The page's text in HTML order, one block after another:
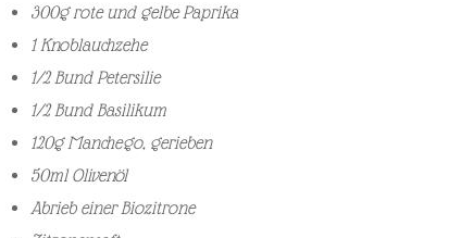
300g rote und gelbe Paprika
1 Knoblauchzehe
1/2 Bund Petersilie
1/2 Bund Basilikum
120g Manchego, gerieben
50ml Olivenöl
Abrieb einer Biozitrone